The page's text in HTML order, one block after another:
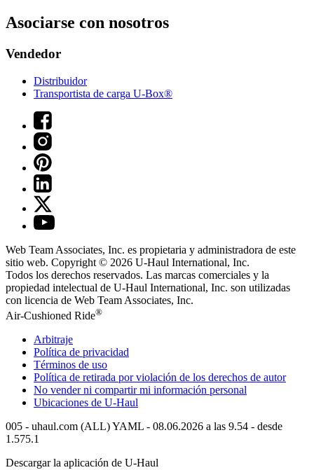
Asociarse con nosotros
Vendedor
Distribuidor
Transportista de carga U-Box®
Web Team Associates, Inc. es propietaria y administradora de este
sitio web. Copyright © 2026 U-Haul International, Inc.
Todos los derechos reservados. Las marcas comerciales y la
propiedad intelectual de U-Haul International, Inc. son utilizadas
con licencia de Web Team Associates, Inc.
Air-Cushioned Ride®
Arbitraje
Política de privacidad
Términos de uso
Política de retirada por violación de los derechos de autor
No vender ni compartir mi información personal
Ubicaciones de U-Haul
005 - uhaul.com (ALL) YAML - 08.06.2026 a las 9.54 - desde
1.575.1
Descargar la aplicación de U-Haul